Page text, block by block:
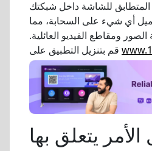
للشاشة داخل شبكتك
أي شيء على السحابة، مما
ومقاطع الفيديو العائلية.
يتعلق بها